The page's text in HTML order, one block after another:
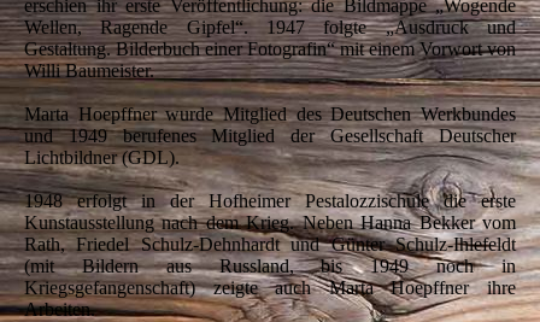
erschien ihr erste Veröffentlichung: die Bildmappe „Wogende
Wellen, Ragende Gipfel“. 1947 folgte „Ausdruck und
Gestaltung. Bilderbuch einer Fotografin“ mit einem Vorwort von
Willi Baumeister.
Marta Hoepffner wurde Mitglied des Deutschen Werkbundes
und 1949 berufenes Mitglied der Gesellschaft Deutscher
Lichtbildner (GDL).
1948 erfolgt in der Hofheimer Pestalozzischule die erste
Kunstausstellung nach dem Krieg. Neben Hanna Bekker vom
Rath, Friedel Schulz-Dehnhardt und Günter Schulz-Ihlefeldt
(mit Bildern aus Russland, bis 1949 noch in
Kriegsgefangenschaft) zeigte auch Marta Hoepffner ihre
Arbeiten.